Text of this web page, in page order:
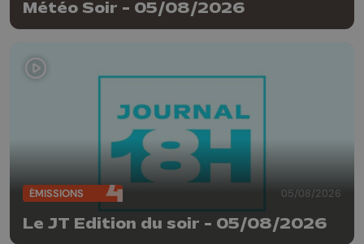
Météo Soir - 05/08/2026
ÉMISSIONS 05/08/2026
Le JT Edition du soir - 05/08/2026